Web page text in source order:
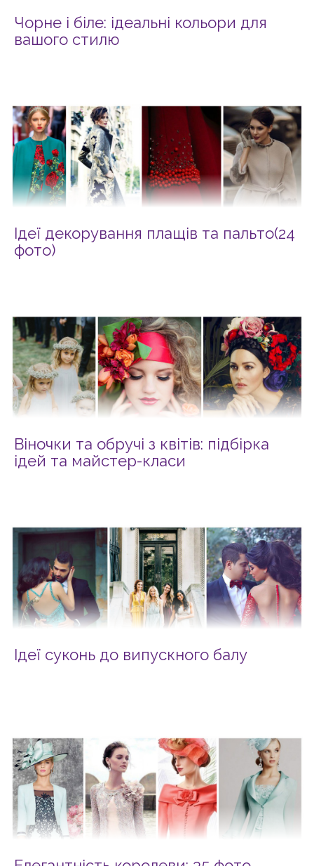
Чорне і біле: ідеальні кольори для
вашого стилю
Ідеї декорування плащів та пальто(24
фото)
Віночки та обручі з квітів: підбірка
ідей та майстер-класи
Ідеї суконь до випускного балу